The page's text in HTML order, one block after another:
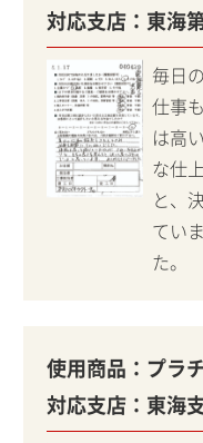
対応支店：東海
毎日
仕事
は高
な仕
と、
てい
た。
使用商品： プラ
対応支店：東海